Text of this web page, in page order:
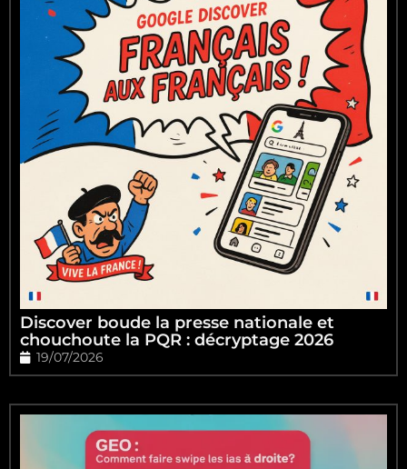
Discover boude la presse nationale et
chouchoute la PQR : décryptage 2026
19/07/2026